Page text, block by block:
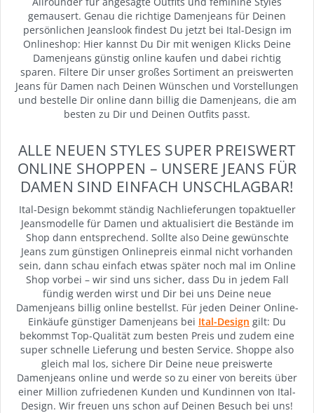
gemausert. Genau die richtige Damenjeans für Deinen
persönlichen Jeanslook findest Du jetzt bei Ital-Design im
Onlineshop: Hier kannst Du Dir mit wenigen Klicks Deine
Damenjeans günstig online kaufen und dabei richtig
sparen. Filtere Dir unser großes Sortiment an preiswerten
Jeans für Damen nach Deinen Wünschen und Vorstellungen
und bestelle Dir online dann billig die Damenjeans, die am
besten zu Dir und Deinen Outfits passt.
ALLE NEUEN STYLES SUPER PREISWERT
ONLINE SHOPPEN – UNSERE JEANS FÜR
DAMEN SIND EINFACH UNSCHLAGBAR!
Ital-Design bekommt ständig Nachlieferungen topaktueller
Jeansmodelle für Damen und aktualisiert die Bestände im
Shop dann entsprechend. Sollte also Deine gewünschte
Jeans zum günstigen Onlinepreis einmal nicht vorhanden
sein, dann schau einfach etwas später noch mal im Online
Shop vorbei – wir sind uns sicher, dass Du in jedem Fall
fündig werden wirst und Dir bei uns Deine neue
Damenjeans billig online bestellst. Für jeden Deiner Online-
Einkäufe günstiger Damenjeans bei Ital-Design gilt: Du
bekommst Top-Qualität zum besten Preis und zudem eine
super schnelle Lieferung und besten Service. Shoppe also
gleich mal los, sichere Dir Deine neue preiswerte
Damenjeans online und werde so zu einer von bereits über
einer Million zufriedenen Kunden und Kundinnen von Ital-
Design. Wir freuen uns schon auf Deinen Besuch bei uns!